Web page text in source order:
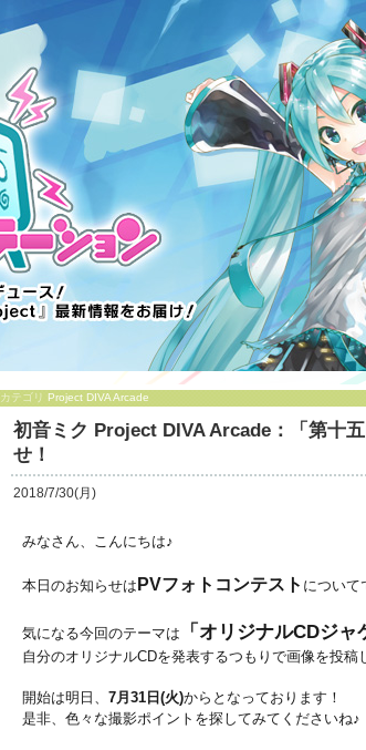
カテゴリ Project DIVA Arcade
初音ミク Project DIVA Arcade：「第十
せ！
2018/7/30(月)
みなさん、こんにちは♪
本日のお知らせは PVフォトコンテスト について
気になる今回のテーマは 「オリジナルCDジャ
自分のオリジナルCDを発表するつもりで画像を投稿
開始は明日、 7月31日(火)からとなっております！
是非、色々な撮影ポイントを探してみてくださいね♪